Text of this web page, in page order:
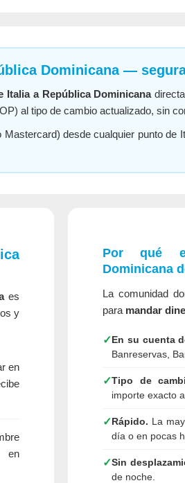
Dominicana —
Italia a República Dominicana
al tipo de cambio actualizado, sin
desde cualquier punto de
es
y
en
en
Por qué
Dominicana
La comunidad
para mandar
✓En su cuenta
Banreservas,
✓Tipo de
importe exacto
✓Rápido. La
día o en pocas
✓Sin
de noche.